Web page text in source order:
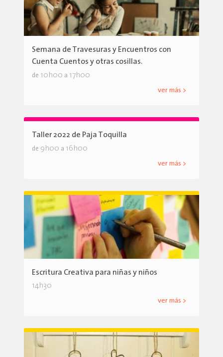
Semana de Travesuras y Encuentros con
Cuenta Cuentos y otras cosillas.
de 10h00 a 17h00
ver más >
Taller 2022 de Paja Toquilla
de 9h00 a 16h00
ver más >
Escritura Creativa para niñas y niños
14h30
ver más >